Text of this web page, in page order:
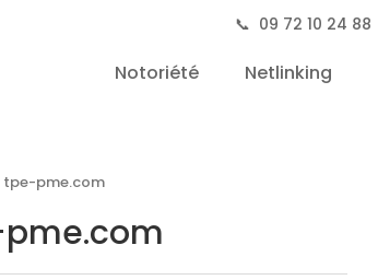
📞 09 72 10 24 88
Notoriété
Netlinking
pme.com